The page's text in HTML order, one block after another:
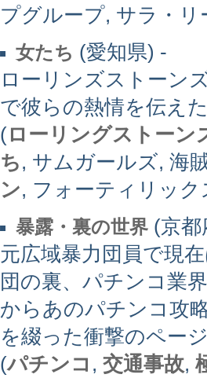
プグループ, サラ・リ
女たち (愛知県) -
ローリンズストーン
で彼らの熱情を伝え
(ローリングストーン
ち, サムガールズ, 海
ン, フォーティリック
暴露・裏の世界 (京都
元広域暴力団員で現
団の裏、パチンコ業
からあのパチンコ攻
を綴った衝撃のペー
(パチンコ , 交通事故,